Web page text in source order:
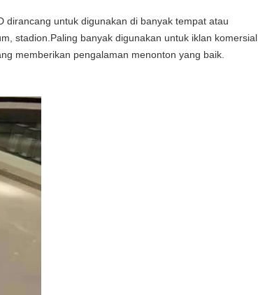
dirancang untuk digunakan di banyak tempat atau
stadion.Paling banyak digunakan untuk iklan komersial,
memberikan pengalaman menonton yang baik.